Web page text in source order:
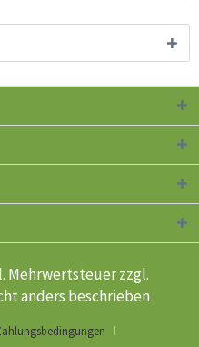
Mehrwertsteuer zzgl.
anders beschrieben